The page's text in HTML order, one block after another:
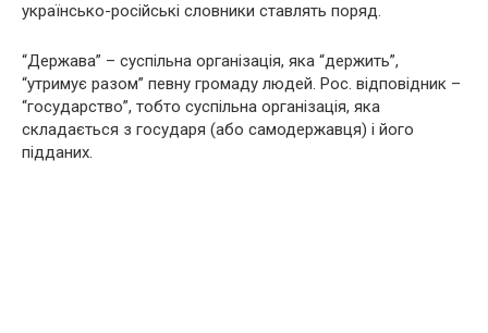
українсько-російські словники ставлять поряд.
“Держава” – суспільна організація, яка “держить”,
“утримує разом” певну громаду людей. Рос. відповідник –
“государство”, тобто суспільна організація, яка
складається з государя (або самодержавця) і його
підданих.